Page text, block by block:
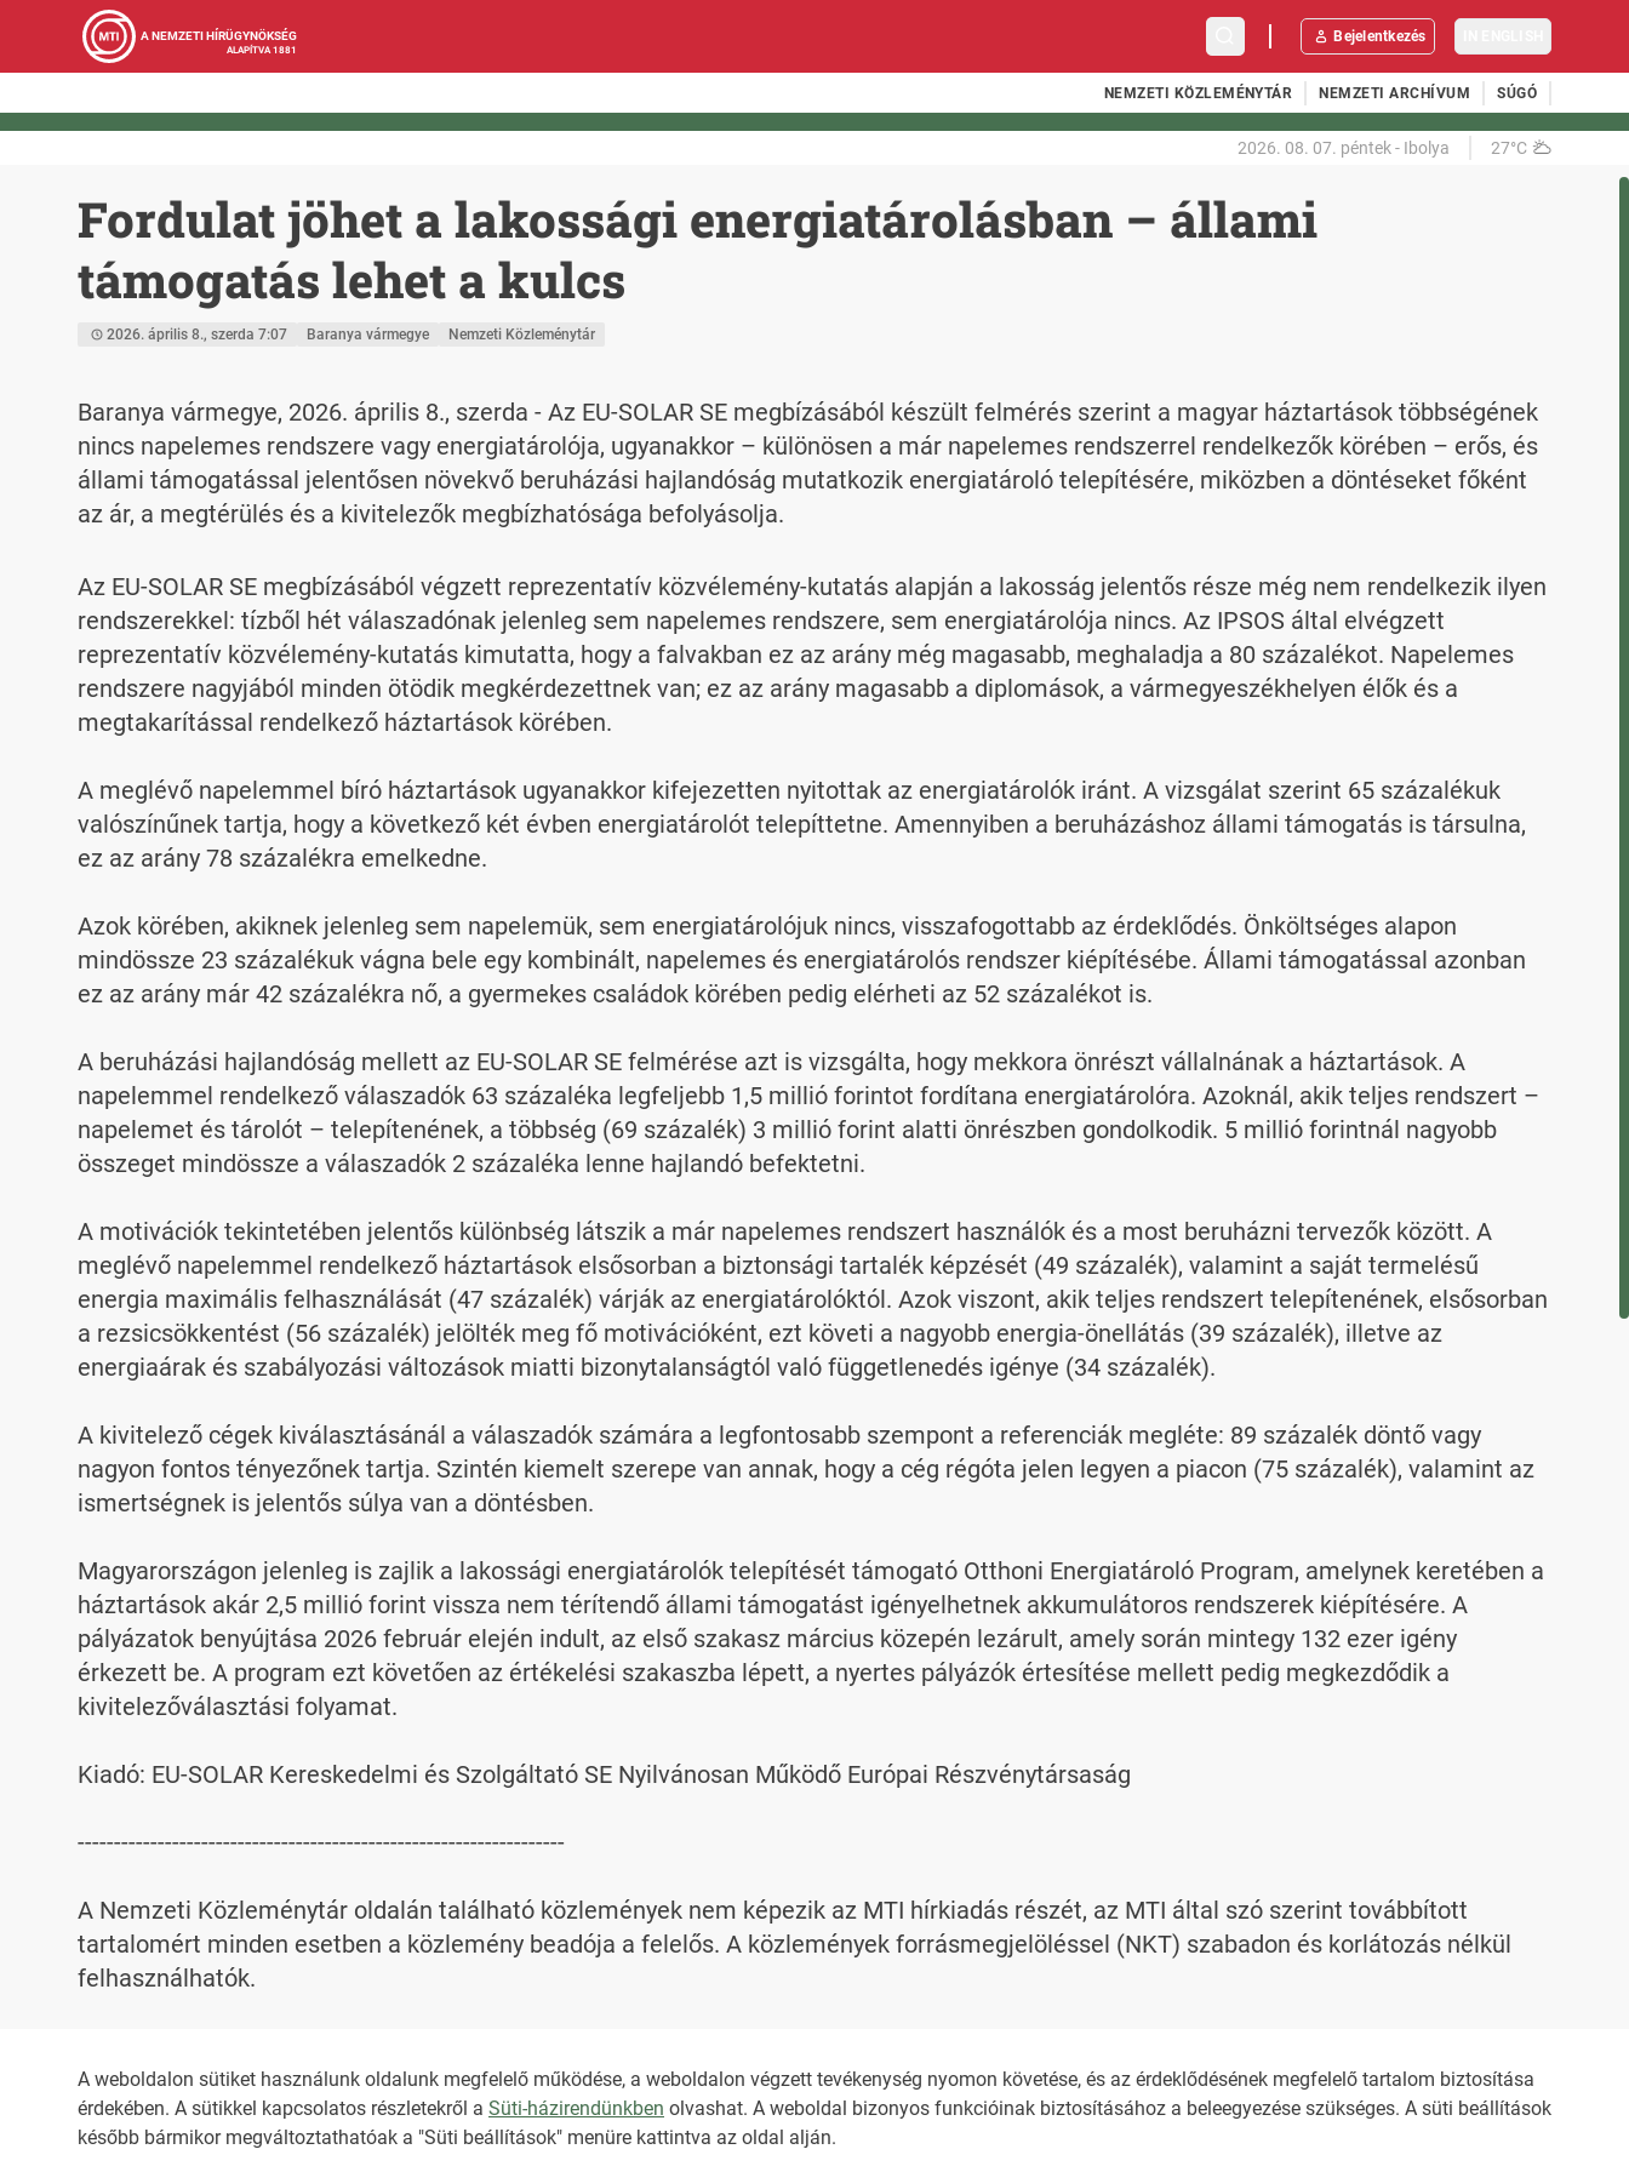
A weboldalon sütiket használunk oldalunk megfelelő működése, a weboldalon végzett tevékenység nyomon követése, és az érdeklődésének megfelelő tartalom biztosítása
érdekében. A sütikkel kapcsolatos részletekről a Süti-házirendünkben olvashat. A weboldal bizonyos funkcióinak biztosításához a beleegyezése szükséges. A süti beállítások
később bármikor megváltoztathatóak a "Süti beállítások" menüre kattintva az oldal alján.
A NEMZETI HÍRÜGYNÖKSÉG
ALAPÍTVA 1881
Bejelentkezés
NEMZETI KÖZLEMÉNYTÁR NEMZETI ARCHÍVUM SÚGÓ
2026. 08. 07. péntek- Ibolya 27°C
Fordulat jöhet a lakossági energiatárolásban – állami
támogatás lehet a kulcs
2026. április 8., szerda 7:07 Baranya vármegye Nemzeti Közleménytár
Baranya vármegye, 2026. április 8., szerda - Az EU-SOLAR SE megbízásából készült felmérés szerint a magyar háztartások többségének
nincs napelemes rendszere vagy energiatárolója, ugyanakkor – különösen a már napelemes rendszerrel rendelkezők körében – erős, és
állami támogatással jelentősen növekvő beruházási hajlandóság mutatkozik energiatároló telepítésére, miközben a döntéseket főként
az ár, a megtérülés és a kivitelezők megbízhatósága befolyásolja.
Az EU-SOLAR SE megbízásából végzett reprezentatív közvélemény-kutatás alapján a lakosság jelentős része még nem rendelkezik ilyen
rendszerekkel: tízből hét válaszadónak jelenleg sem napelemes rendszere, sem energiatárolója nincs. Az IPSOS által elvégzett
reprezentatív közvélemény-kutatás kimutatta, hogy a falvakban ez az arány még magasabb, meghaladja a 80 százalékot. Napelemes
rendszere nagyjából minden ötödik megkérdezettnek van; ez az arány magasabb a diplomások, a vármegyeszékhelyen élők és a
megtakarítással rendelkező háztartások körében.
A meglévő napelemmel bíró háztartások ugyanakkor kifejezetten nyitottak az energiatárolók iránt. A vizsgálat szerint 65 százalékuk
valószínűnek tartja, hogy a következő két évben energiatárolót telepíttetne. Amennyiben a beruházáshoz állami támogatás is társulna,
ez az arány 78 százalékra emelkedne.
Azok körében, akiknek jelenleg sem napelemük, sem energiatárolójuk nincs, visszafogottabb az érdeklődés. Önköltséges alapon
mindössze 23 százalékuk vágna bele egy kombinált, napelemes és energiatárolós rendszer kiépítésébe. Állami támogatással azonban
ez az arány már 42 százalékra nő, a gyermekes családok körében pedig elérheti az 52 százalékot is.
A beruházási hajlandóság mellett az EU-SOLAR SE felmérése azt is vizsgálta, hogy mekkora önrészt vállalnának a háztartások. A
napelemmel rendelkező válaszadók 63 százaléka legfeljebb 1,5 millió forintot fordítana energiatárolóra. Azoknál, akik teljes rendszert –
napelemet és tárolót – telepítenének, a többség (69 százalék) 3 millió forint alatti önrészben gondolkodik. 5 millió forintnál nagyobb
összeget mindössze a válaszadók 2 százaléka lenne hajlandó befektetni.
A motivációk tekintetében jelentős különbség látszik a már napelemes rendszert használók és a most beruházni tervezők között. A
meglévő napelemmel rendelkező háztartások elsősorban a biztonsági tartalék képzését (49 százalék), valamint a saját termelésű
energia maximális felhasználását (47 százalék) várják az energiatárolóktól. Azok viszont, akik teljes rendszert telepítenének, elsősorban
a rezsicsökkentést (56 százalék) jelölték meg fő motivációként, ezt követi a nagyobb energia-önellátás (39 százalék), illetve az
energiaárak és szabályozási változások miatti bizonytalanságtól való függetlenedés igénye (34 százalék).
A kivitelező cégek kiválasztásánál a válaszadók számára a legfontosabb szempont a referenciák megléte: 89 százalék döntő vagy
nagyon fontos tényezőnek tartja. Szintén kiemelt szerepe van annak, hogy a cég régóta jelen legyen a piacon (75 százalék), valamint az
ismertségnek is jelentős súlya van a döntésben.
Magyarországon jelenleg is zajlik a lakossági energiatárolók telepítését támogató Otthoni Energiatároló Program, amelynek keretében a
háztartások akár 2,5 millió forint vissza nem térítendő állami támogatást igényelhetnek akkumulátoros rendszerek kiépítésére. A
pályázatok benyújtása 2026 február elején indult, az első szakasz március közepén lezárult, amely során mintegy 132 ezer igény
érkezett be. A program ezt követően az értékelési szakaszba lépett, a nyertes pályázók értesítése mellett pedig megkezdődik a
kivitelezőválasztási folyamat.
Kiadó: EU-SOLAR Kereskedelmi és Szolgáltató SE Nyilvánosan Működő Európai Részvénytársaság
-------------------------------------------------------------------
A Nemzeti Közleménytár oldalán található közlemények nem képezik az MTI hírkiadás részét, az MTI által szó szerint továbbított
tartalomért minden esetben a közlemény beadója a felelős. A közlemények forrásmegjelöléssel (NKT) szabadon és korlátozás nélkül
felhasználhatók.
HIRADO.HU MEDIAKLIKK.HU